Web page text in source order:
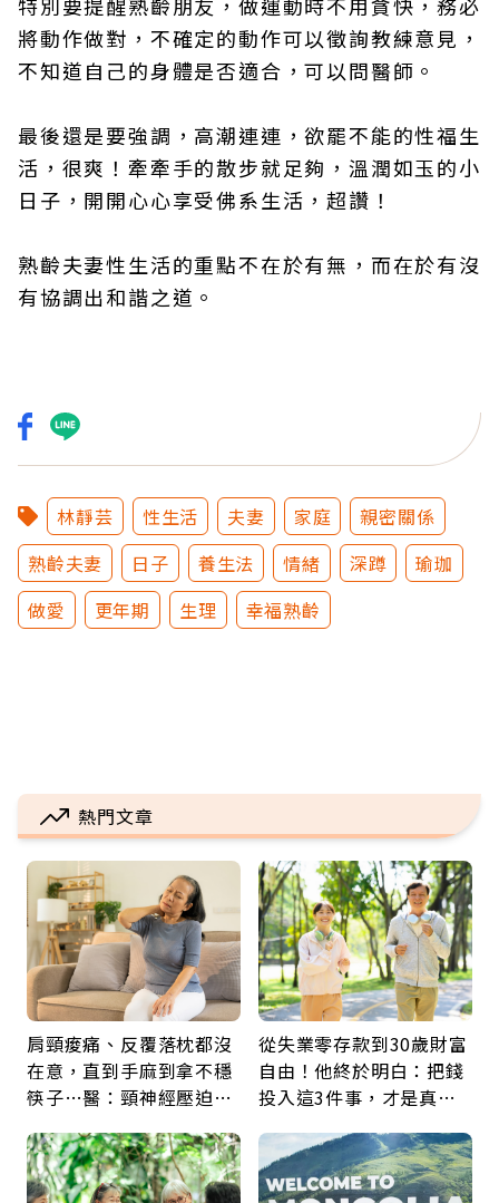
將動作做對，不確定的動作可以徵詢教練意見，
不知道自己的身體是否適合，可以問醫師。
最後還是要強調，高潮連連，欲罷不能的性福生
活，很爽！牽牽手的散步就足夠，溫潤如玉的小
日子，開開心心享受佛系生活，超讚！
熟齡夫妻性生活的重點不在於有無，而在於有沒
有協調出和諧之道。
林靜芸 性生活 夫妻 家庭
親密關係
熟齡夫妻
日子 養生法 情緒 深蹲
瑜珈
做愛
更年期 生理 幸福熟齡
熱門文章
肩頸痠痛、反覆落枕都沒
在意，直到手麻到拿不穩
筷子…醫：頸神經壓迫上
鍵
從失業零存款到30歲財富
自由！他終於明白：把錢
投入這3件事，才是真正